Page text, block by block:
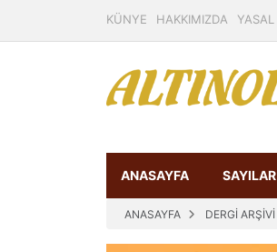
KÜNYE HAKKIMIZDA YASAL
ANASAYFA SAYILAR
ANASAYFA DERGİ ARŞİVİ